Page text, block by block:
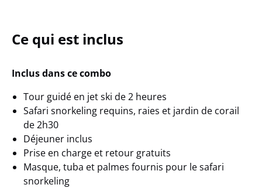
Ce qui est inclus
Inclus dans ce combo
Tour guidé en jet ski de 2 heures
Safari snorkeling requins, raies et jardin de corail
de 2h30
Déjeuner inclus
Prise en charge et retour gratuits
Masque, tuba et palmes fournis pour le safari
snorkeling